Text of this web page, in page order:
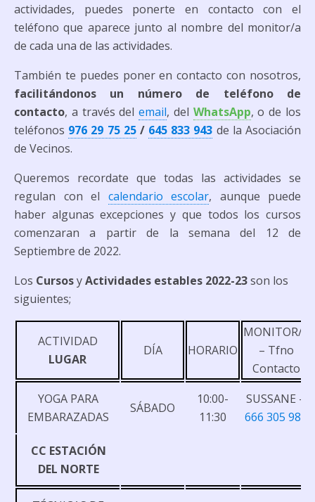
actividades, puedes ponerte en contacto con el
teléfono que aparece junto al nombre del monitor/a
de cada una de las actividades.
También te puedes poner en contacto con nosotros,
facilitándonos un número de teléfono de
contacto, a través delemail, del WhatsApp, o de los
teléfonos 976 29 75 25/ 645 833 943 de la Asociación
de Vecinos.
Queremos recordate que todas las actividades se
regulan con el calendario escolar, aunque puede
haber algunas excepciones y que todos los cursos
comenzaran a partir de la semana del 12 de
Septiembre de 2022.
Los CursosyActividades estables 2022-23son los
siguientes;
ACTIVIDAD
LUGAR
DÍA HORARIO
MONITOR/A
– Tfno
Contacto
YOGA PARA
EMBARAZADAS
SÁBADO
10:00-
11:30
SUSSANE –
666 305 988
CC ESTACIÓN
DEL NORTE